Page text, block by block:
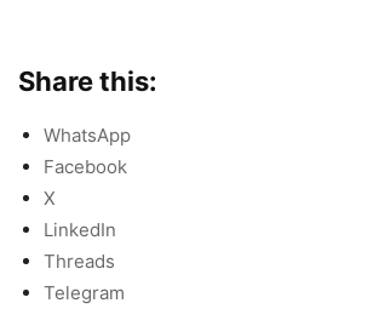
Share this:
WhatsApp
Facebook
X
LinkedIn
Threads
Telegram